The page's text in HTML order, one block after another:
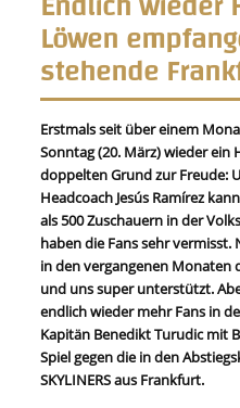
Löwen
stehende
Erstmals seit über einem
Sonntag (20. März) wieder ein
doppelten Grund zur Freude:
Headcoach Jesús Ramírez
als 500 Zuschauern in der
haben die Fans sehr
in den vergangenen Monaten
und uns super unterstützt.
endlich wieder mehr Fans in
Kapitän Benedikt Turudic mit
Spiel gegen die in den
SKYLINERS aus Frankfurt.